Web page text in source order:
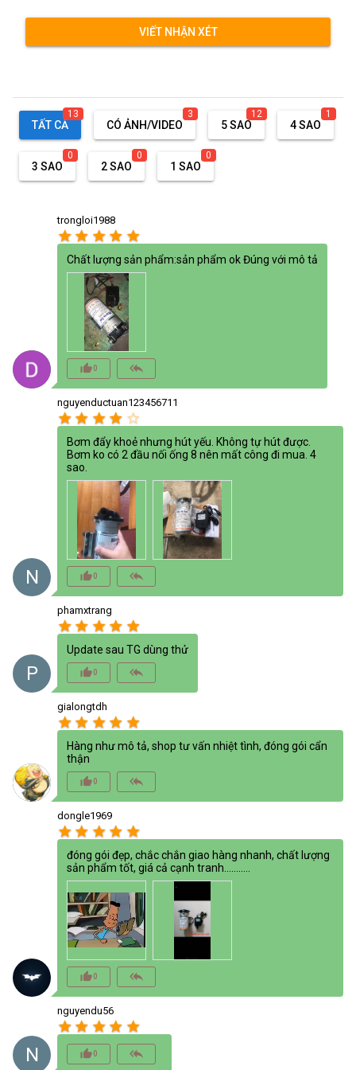
VIẾT NHẬN XÉT
TẤT CẢ
13
CÓ ẢNH/VIDEO
3
5 SAO
12
4 SAO
1
3 SAO
0
2 SAO
0
1 SAO
0
trongloi1988
star star star star star
Chất lượng sản phẩm:sản phẩm ok Đúng với mô tả
thumb_up_alt0 reply_all
N
nguyenductuan123456711
star star star star star_border
Bơm đẩy khoẻ nhưng hút yếu. Không tự hút được.
Bơm ko có 2 đầu nối ống 8 nên mất công đi mua. 4
sao.
thumb_up_alt0 reply_all
P
phamxtrang
star star star star star
Update sau TG dùng thử
thumb_up_alt0 reply_all
gialongtdh
star star star star star
Hàng như mô tả, shop tư vấn nhiệt tình, đóng gói cẩn
thận
thumb_up_alt0 reply_all
dongle1969
star star star star star
đóng gói đẹp, chắc chắn giao hàng nhanh, chất lượng
sản phẩm tốt, giá cả cạnh tranh...........
thumb_up_alt0 reply_all
N
nguyendu56
star star star star star
thumb_up_alt0 reply_all